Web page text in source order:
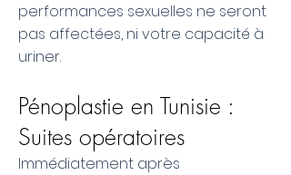
performances sexuelles ne seront
pas affectées, ni votre capacité à
uriner.
Pénoplastie en Tunisie :
Suites opératoires
Immédiatement après